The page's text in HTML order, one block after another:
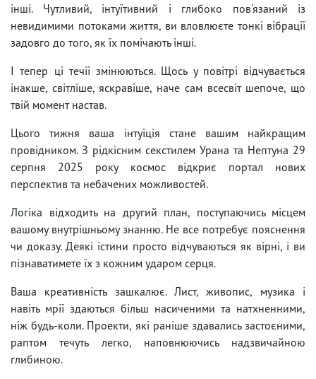
інші. Чутливий, інтуїтивний і глибоко пов'язаний із
невидимими потоками життя, ви вловлюєте тонкі вібрації
задовго до того, як їх помічають інші.
І тепер ці течії змінюються. Щось у повітрі відчувається
інакше, світліше, яскравіше, наче сам всесвіт шепоче, що
твій момент настав.
Цього тижня ваша інтуїція стане вашим найкращим
провідником. З рідкісним секстилем Урана та Нептуна 29
серпня 2025 року космос відкриє портал нових
перспектив та небачених можливостей.
Логіка відходить на другий план, поступаючись місцем
вашому внутрішньому знанню. Не все потребує пояснення
чи доказу. Деякі істини просто відчуваються як вірні, і ви
пізнаватимете їх з кожним ударом серця.
Ваша креативність зашкалює. Лист, живопис, музика і
навіть мрії здаються більш насиченими та натхненними,
ніж будь-коли. Проекти, які раніше здавались застоєними,
раптом течуть легко, наповнюючись надзвичайною
глибиною.